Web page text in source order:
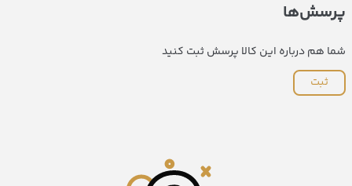
پرسش‌ها
شما هم درباره این کالا پرسش ثبت کنید
ثبت